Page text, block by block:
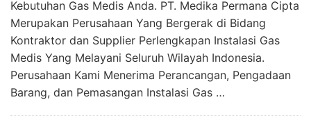
Kebutuhan Gas Medis Anda. PT. Medika Permana Cipta
Merupakan Perusahaan Yang Bergerak di Bidang
Kontraktor dan Supplier Perlengkapan Instalasi Gas
Medis Yang Melayani Seluruh Wilayah Indonesia.
Perusahaan Kami Menerima Perancangan, Pengadaan
Barang, dan Pemasangan Instalasi Gas …